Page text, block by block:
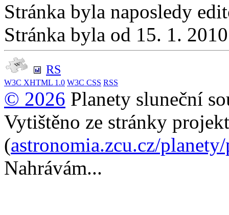
Stránka byla naposledy
Stránka byla od 15. 1.
RS
W3C XHTML 1.0 W3C CSS RSS
© 2026 Planety sluneční
Vytištěno ze stránky
(astronomia.zcu.cz/
Nahrávám...